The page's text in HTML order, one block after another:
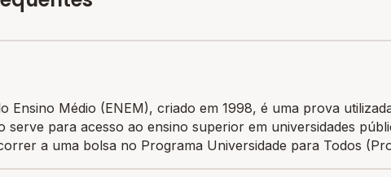
Ensino Médio (ENEM), criado em 1998, é uma prova
serve para acesso ao ensino superior em universidades
a uma bolsa no Programa Universidade para Todos